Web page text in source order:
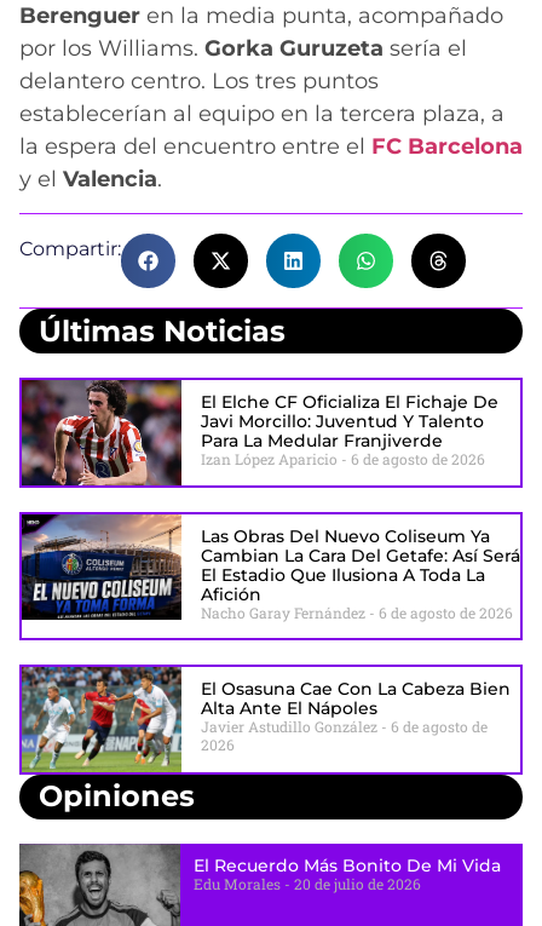
Berenguer en la media punta, acompañado
por los Williams. Gorka Guruzeta sería el
delantero centro. Los tres puntos
establecerían al equipo en la tercera plaza, a
la espera del encuentro entre el FC Barcelona
y el Valencia.
Compartir:
Últimas Noticias
El Elche CF Oficializa El Fichaje De
Javi Morcillo: Juventud Y Talento
Para La Medular Franjiverde
Izan López Aparicio 6 de agosto de 2026
Las Obras Del Nuevo Coliseum Ya
Cambian La Cara Del Getafe: Así Será
El Estadio Que Ilusiona A Toda La
Afición
Nacho Garay Fernández 6 de agosto de 2026
El Osasuna Cae Con La Cabeza Bien
Alta Ante El Nápoles
Javier Astudillo González
6 de agosto de
2026
Opiniones
El Recuerdo Más Bonito De Mi Vida
Edu Morales 20 de julio de 2026